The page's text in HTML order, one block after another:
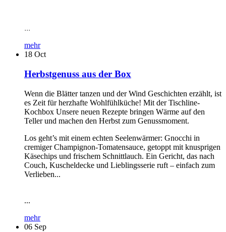
...
mehr
18 Oct
Herbstgenuss aus der Box
Wenn die Blätter tanzen und der Wind Geschichten erzählt, ist
es Zeit für herzhafte Wohlfühlküche! Mit der Tischline-
Kochbox Unsere neuen Rezepte bringen Wärme auf den
Teller und machen den Herbst zum Genussmoment.
Los geht’s mit einem echten Seelenwärmer: Gnocchi in
cremiger Champignon-Tomatensauce, getoppt mit knusprigen
Käsechips und frischem Schnittlauch. Ein Gericht, das nach
Couch, Kuscheldecke und Lieblingsserie ruft – einfach zum
Verlieben...
...
mehr
06 Sep